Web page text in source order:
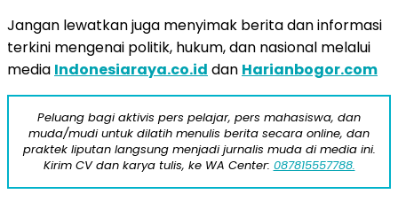
Jangan lewatkan juga menyimak berita dan informasi
terkini mengenai politik, hukum, dan nasional melalui
media Indonesiaraya.co.id dan Harianbogor.com
Peluang bagi aktivis pers pelajar, pers mahasiswa, dan
muda/mudi untuk dilatih menulis berita secara online, dan
praktek liputan langsung menjadi jurnalis muda di media ini.
Kirim CV dan karya tulis, ke WA Center: 087815557788.